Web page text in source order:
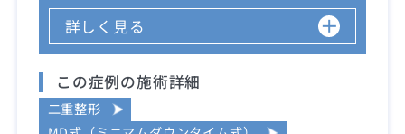
詳しく見る
この症例の施術詳細
二重整形